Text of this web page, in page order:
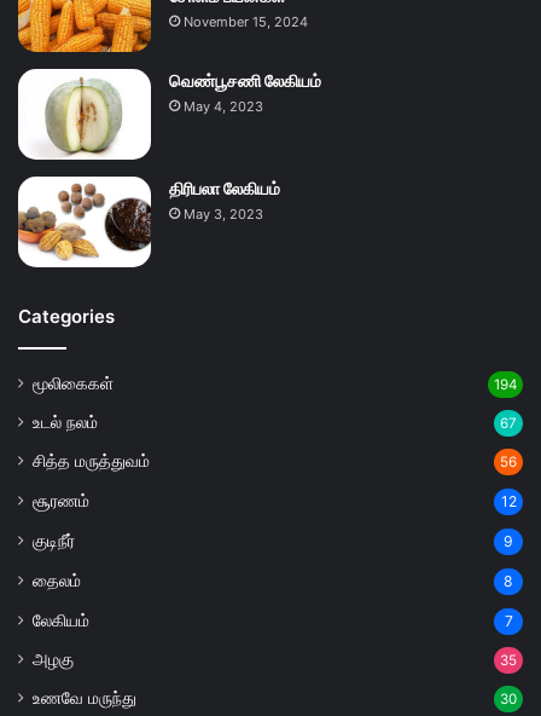
November 15, 2024
வெண்பூசணி லேகியம்
May 4, 2023
திரிபலா லேகியம்
May 3, 2023
Categories
மூலிகைகள் 194
உடல் நலம் 67
சித்த மருத்துவம் 56
சூரணம் 12
குடிநீர் 9
தைலம் 8
லேகியம் 7
அழகு 35
உணவே மருந்து 30